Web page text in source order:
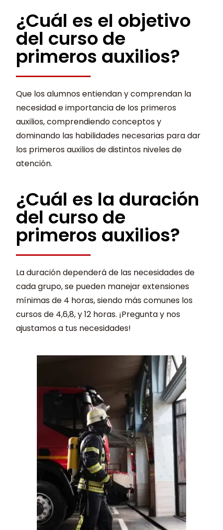
¿Cuál es el objetivo
del curso de
primeros auxilios?
Que los alumnos entiendan y comprendan la
necesidad e importancia de los primeros
auxilios, comprendiendo conceptos y
dominando las habilidades necesarias para dar
los primeros auxilios de distintos niveles de
atención.
¿Cuál es la duración
del curso de
primeros auxilios?
La duración dependerá de las necesidades de
cada grupo, se pueden manejar extensiones
mínimas de 4 horas, siendo más comunes los
cursos de 4,6,8, y 12 horas. ¡Pregunta y nos
ajustamos a tus necesidades!